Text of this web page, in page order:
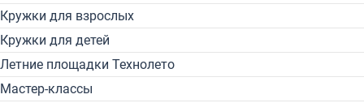
Кружки для взрослых
Кружки для детей
Летние площадки Технолето
Мастер-классы